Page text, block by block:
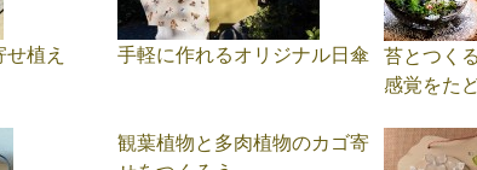
植え 手軽に作れるオリジナル日傘
苔とつく
感覚をた
観葉植物と多肉植物のカゴ寄